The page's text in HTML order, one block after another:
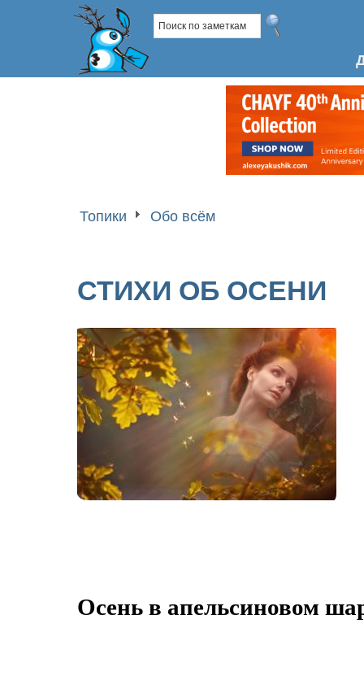
Топики Обо всём
СТИХИ ОБ ОСЕНИ
Oсень в апельсиновом